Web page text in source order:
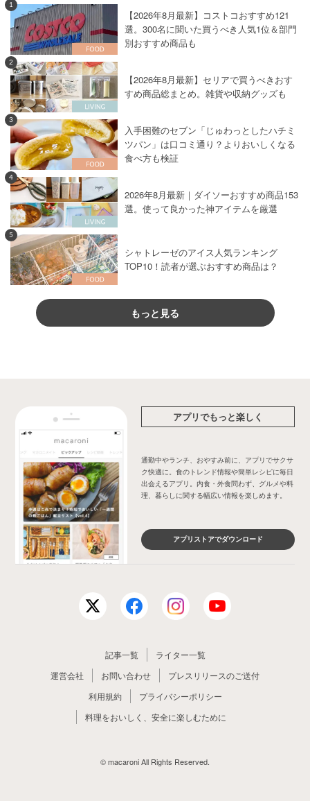
1
【2026年8月最新】コストコおすすめ121
選。300名に聞いた買うべき人気1位＆部門
別おすすめ商品も
2
【2026年8月最新】セリアで買うべきおす
すめ商品総まとめ。雑貨や収納グッズも
3
入手困難のセブン「じゅわっとしたハチミ
ツパン」は口コミ通り？よりおいしくなる
食べ方も検証
4
2026年8月最新｜ダイソーおすすめ商品153
選。使って良かった神アイテムを厳選
5
シャトレーゼのアイス人気ランキング
TOP10！読者が選ぶおすすめ商品は？
もっと見る
アプリでもっと楽しく
通勤中やランチ、おやすみ前に、アプリでサクサ
ク快適に。食のトレンド情報や簡単レシピに毎日
出会えるアプリ。内食・外食問わず、グルメや料
理、暮らしに関する幅広い情報を楽しめます。
アプリストアでダウンロード
記事一覧
ライター一覧
運営会社
お問い合わせ
プレスリリースのご送付
利用規約
プライバシーポリシー
料理をおいしく、安全に楽しむために
© macaroni All Rights Reserved.